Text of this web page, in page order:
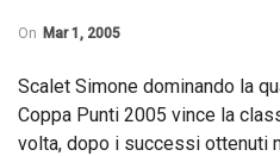
On Mar 1, 2005
Scalet Simone dominando la
Coppa Punti 2005 vince la
volta, dopo i successi ottenuti